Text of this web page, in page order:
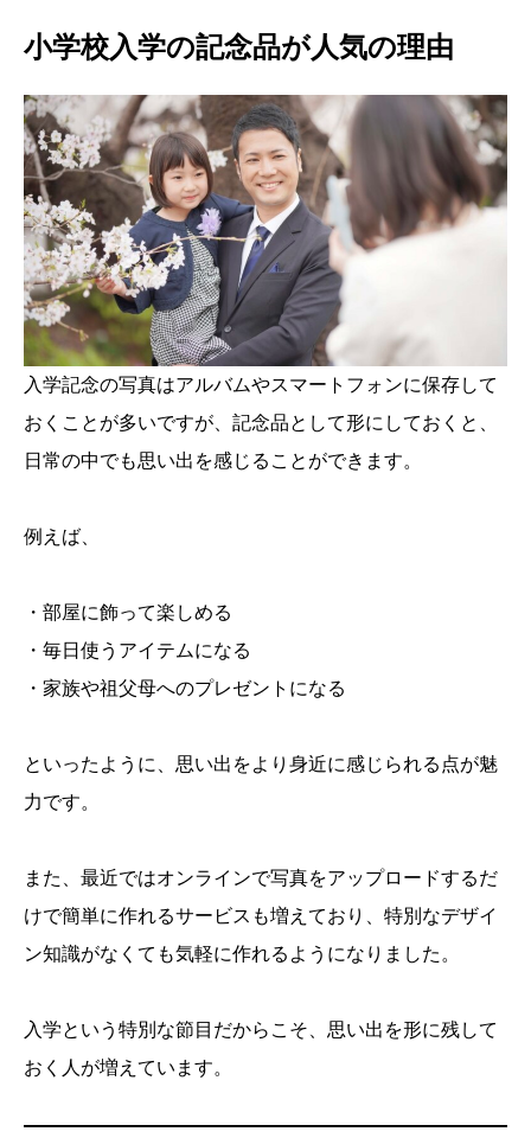
小学校入学の記念品が人気の理由
入学記念の写真はアルバムやスマートフォンに保存して
おくことが多いですが、記念品として形にしておくと、
日常の中でも思い出を感じることができます。
例えば、
・部屋に飾って楽しめる
・毎日使うアイテムになる
・家族や祖父母へのプレゼントになる
といったように、思い出をより身近に感じられる点が魅
力です。
また、最近ではオンラインで写真をアップロードするだ
けで簡単に作れるサービスも増えており、特別なデザイ
ン知識がなくても気軽に作れるようになりました。
入学という特別な節目だからこそ、思い出を形に残して
おく人が増えています。